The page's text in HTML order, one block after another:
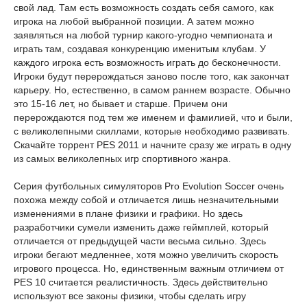
свой лад. Там есть возможность создать себя самого, как
игрока на любой выбранной позиции. А затем можно
заявляться на любой турнир какого-угодно чемпионата и
играть там, создавая конкуренцию именитым клубам. У
каждого игрока есть возможность играть до бесконечности.
Игроки будут перерождаться заново после того, как закончат
карьеру. Но, естественно, в самом раннем возрасте. Обычно
это 15-16 лет, но бывает и старше. Причем они
перерождаются под тем же именем и фамилией, что и были,
с великолепными скиллами, которые необходимо развивать.
Скачайте торрент PES 2011 и начните сразу же играть в одну
из самых великолепных игр спортивного жанра.
Серия футбольных симуляторов Pro Evolution Soccer очень
похожа между собой и отличается лишь незначительными
изменениями в плане физики и графики. Но здесь
разработчики сумели изменить даже геймплей, который
отличается от предыдущей части весьма сильно. Здесь
игроки бегают медленнее, хотя можно увеличить скорость
игрового процесса. Но, единственным важным отличием от
PES 10 считается реалистичность. Здесь действительно
используют все законы физики, чтобы сделать игру